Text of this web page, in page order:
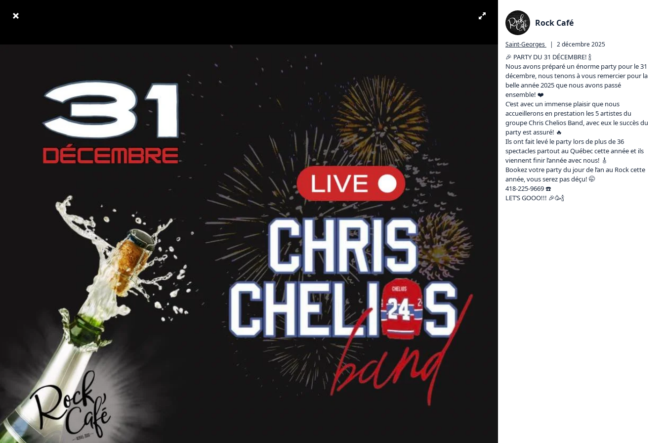
Rock Café
Saint-Georges | 2 décembre 2025
🎉 PARTY DU 31 DÉCEMBRE! 🍾
Nous avons préparé un énorme party pour le 31
décembre, nous tenons à vous remercier pour la
belle année 2025 que nous avons passé
ensemble! ❤️
C’est avec un immense plaisir que nous
accueillerons en prestation les 5 artistes du
groupe Chris Chelios Band, avec eux le succès du
party est assuré! 🔥
Ils ont fait levé le party lors de plus de 36
spectacles partout au Québec cette année et ils
viennent finir l’année avec nous! 🎸
Bookez votre party du jour de l’an au Rock cette
année, vous serez pas déçu! 🤭
418-225-9669 ☎️
LET’S GOOO!!! 🎉🥳🍾